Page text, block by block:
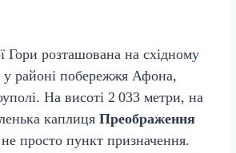
Гори розташована на східному
у районі побережжя Афона,
На висоті 2 033 метри, на
каплиця Преображення
просто пункт призначення.